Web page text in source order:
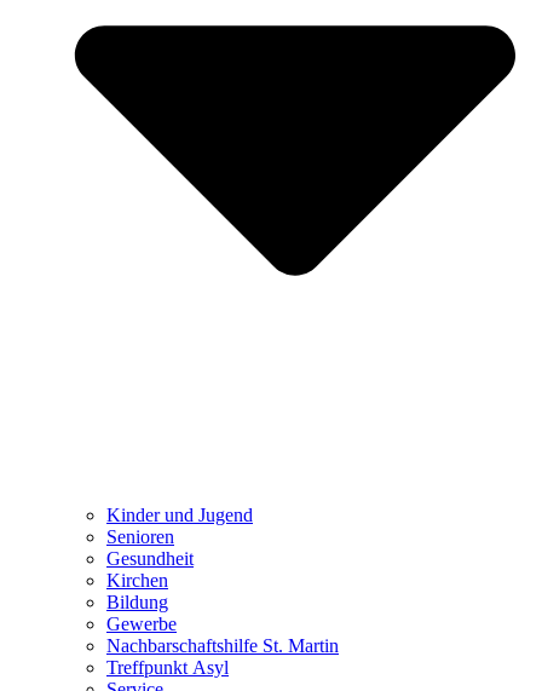
Kinder und Jugend
Senioren
Gesundheit
Kirchen
Bildung
Gewerbe
Nachbarschaftshilfe St. Martin
Treffpunkt Asyl